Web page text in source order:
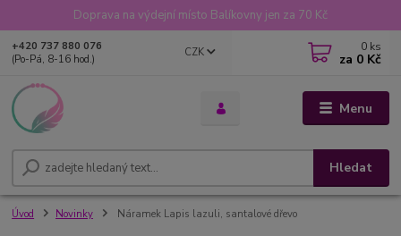
Doprava na výdejní místo Balíkovny jen za 70 Kč
Menu
CZK
Hledat
+420 737 880 076
(Po-Pá, 8-16 hod.)
0 ks
za 0 Kč
Úvod Novinky Náramek Lapis lazuli, santalové dřevo